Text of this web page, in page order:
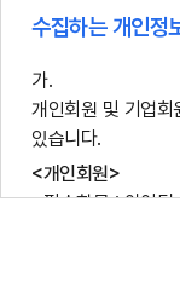
공, Q&A, 부가서비
을 한 자로서, 무역
용할 수 있는 자를
비회원이란 회원
공하는 서비스를 이
이용자란 무역위
수집하는 개인정
개인회원 및 기업
있습니다.
<개인회원>
필수항목 : 아이
선택항목 : 이름,